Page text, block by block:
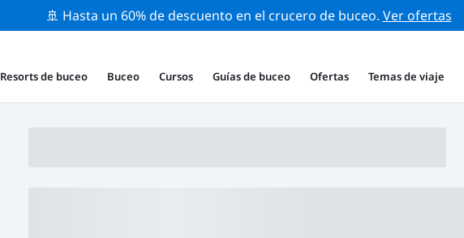
🚢 Hasta un 60% de descuento en el crucero de buceo. Ver ofertas
Resorts de buceo Buceo Cursos Guías de buceo Ofertas Temas de viaje